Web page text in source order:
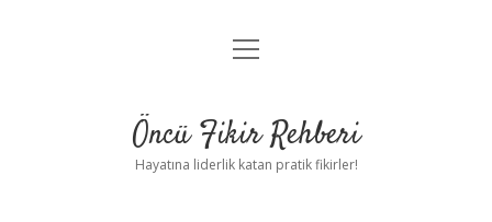
Anasayfa
Yasal Uyarı
menüyü
Öncü Fikir Rehberi
Hayatına liderlik katan pratik fikirler!